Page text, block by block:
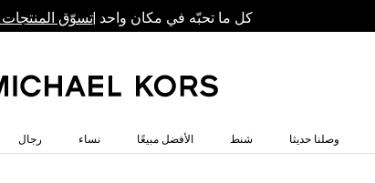
كل ما تحبّه في مكان واحد |تسوّق المنتجات
وصلنا حديثا شنط الأفضل مبيعًا نساء رجال